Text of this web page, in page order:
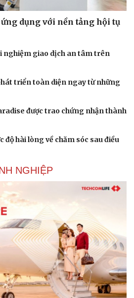
dụng với nền tảng hội tụ
nghiệm giao dịch an tâm trên
triển toàn diện ngay từ những
được trao chứng nhận thành
độ hài lòng về chăm sóc sau điều
NGHIỆP